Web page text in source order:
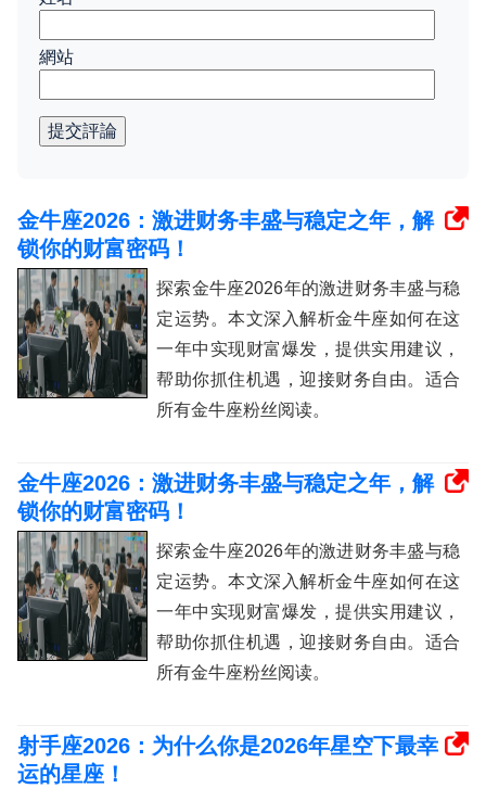
網站
提交評論
金牛座2026：激进财务丰盛与稳定之年，解
锁你的财富密码！
探索金牛座2026年的激进财务丰盛与稳
定运势。本文深入解析金牛座如何在这
一年中实现财富爆发，提供实用建议，
帮助你抓住机遇，迎接财务自由。适合
所有金牛座粉丝阅读。
金牛座2026：激进财务丰盛与稳定之年，解
锁你的财富密码！
探索金牛座2026年的激进财务丰盛与稳
定运势。本文深入解析金牛座如何在这
一年中实现财富爆发，提供实用建议，
帮助你抓住机遇，迎接财务自由。适合
所有金牛座粉丝阅读。
射手座2026：为什么你是2026年星空下最幸
运的星座！